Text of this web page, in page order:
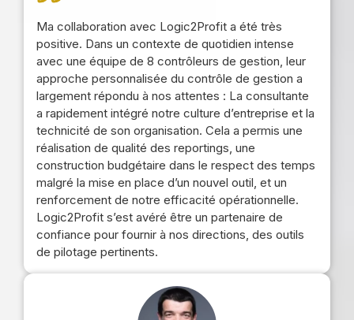
Ma collaboration avec Logic2Profit a été très
positive. Dans un contexte de quotidien intense
avec une équipe de 8 contrôleurs de gestion, leur
approche personnalisée du contrôle de gestion a
largement répondu à nos attentes : La consultante
a rapidement intégré notre culture d’entreprise et la
technicité de son organisation. Cela a permis une
réalisation de qualité des reportings, une
construction budgétaire dans le respect des temps
malgré la mise en place d’un nouvel outil, et un
renforcement de notre efficacité opérationnelle.
Logic2Profit s’est avéré être un partenaire de
confiance pour fournir à nos directions, des outils
de pilotage pertinents.